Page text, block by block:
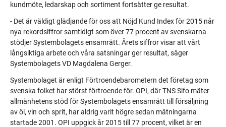
kundmöte, ledarskap och sortiment fortsätter ge resultat.
- Det är väldigt glädjande för oss att Nöjd Kund Index för 2015 når
nya rekordsiffror samtidigt som över 77 procent av svenskarna
stödjer Systembolagets ensamrätt. Årets siffror visar att vårt
långsiktiga arbete och våra satsningar ger resultat, säger
Systembolagets VD Magdalena Gerger.
Systembolaget är enligt Förtroendebarometern det företag som
svenska folket har störst förtroende för. OPI, där TNS Sifo mäter
allmänhetens stöd för Systembolagets ensamrätt till försäljning
av öl, vin och sprit, har aldrig varit högre sedan mätningarna
startade 2001. OPI uppgick år 2015 till 77 procent, vilket är en